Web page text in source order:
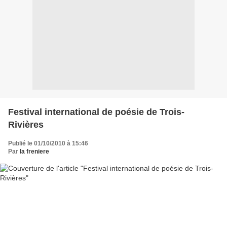
Festival international de poésie de Trois-
Rivières
Publié le 01/10/2010 à 15:46
Par la freniere